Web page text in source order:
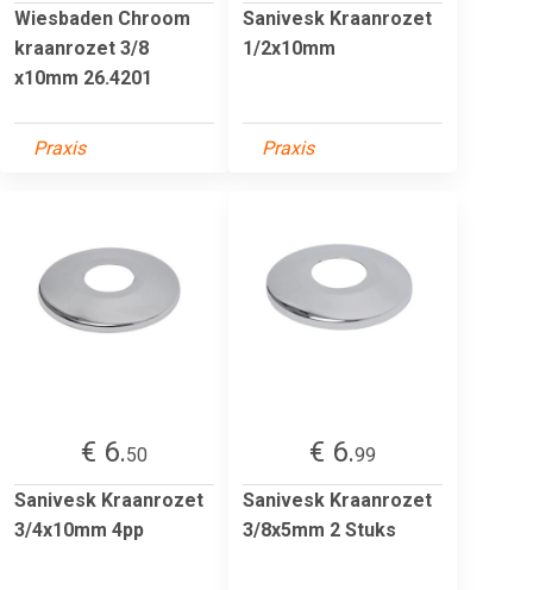
Wiesbaden Chroom
kraanrozet 3/8
x10mm 26.4201
Praxis
Sanivesk Kraanrozet
1/2x10mm
Praxis
€ 6.50
Sanivesk Kraanrozet
3/4x10mm 4pp
€ 6.99
Sanivesk Kraanrozet
3/8x5mm 2 Stuks